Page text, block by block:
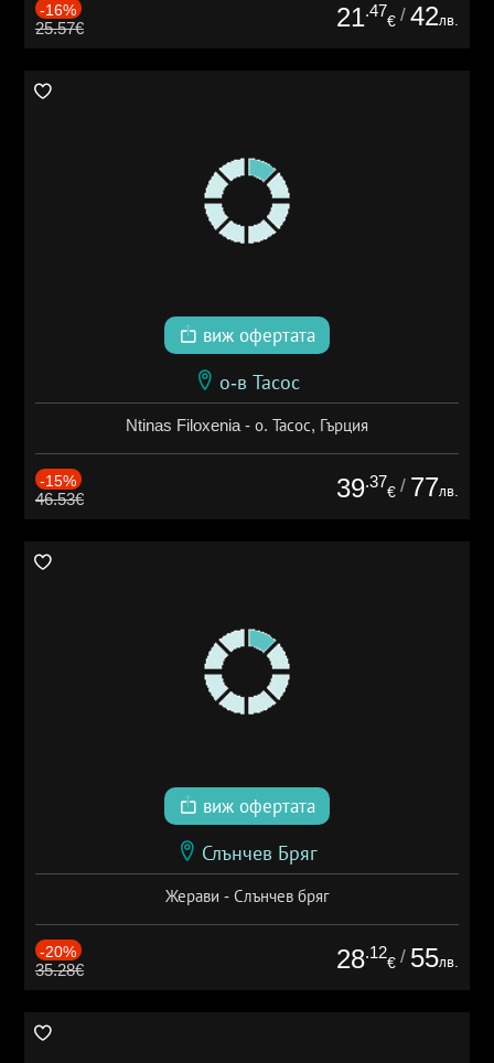
-16%
25.57€ 21.47
€ / 42лв.
виж офертата
о-в Тасос
Ntinas Filoxenia - о. Тасос, Гърция
-15%
46.53€ 39.37
€ / 77лв.
виж офертата
Слънчев Бряг
Жерави - Слънчев бряг
-20%
35.28€ 28.12
€ / 55лв.